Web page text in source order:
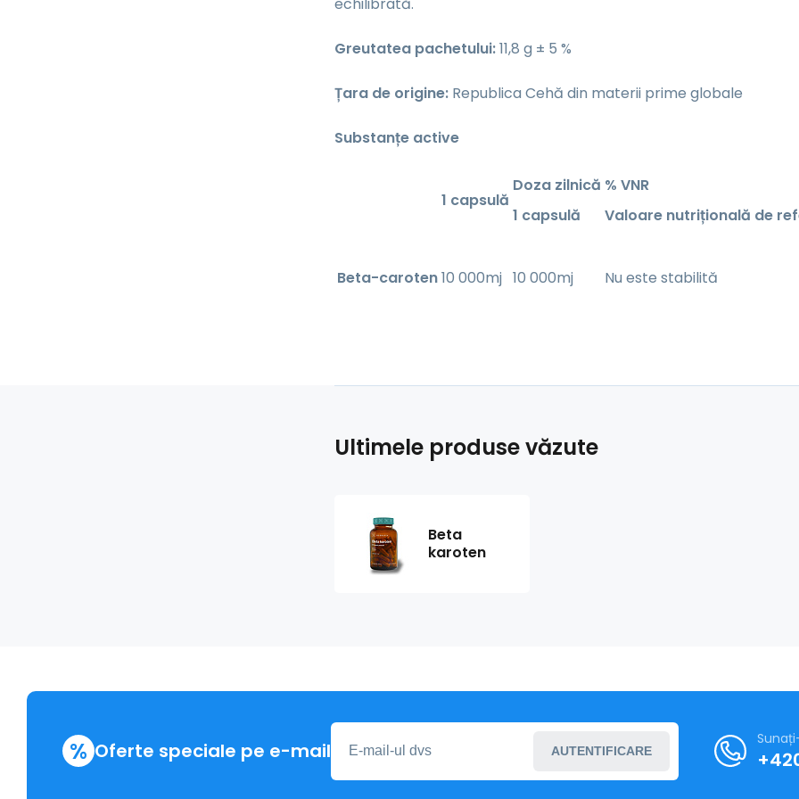
Greutatea pachetului:11,8 g ± 5 %
Țara de origine: Republica Cehă din materii prime globale
Substanțe active
1 capsulă
Doza zilnică
1 capsulă
% VNR
Valoare nutrițională de
Beta-caroten10 000mj 10 000mj Nu este stabilită
Ultimele produse văzute
Beta
karoten
% Oferte speciale pe e-mail AUTENTIFICARE